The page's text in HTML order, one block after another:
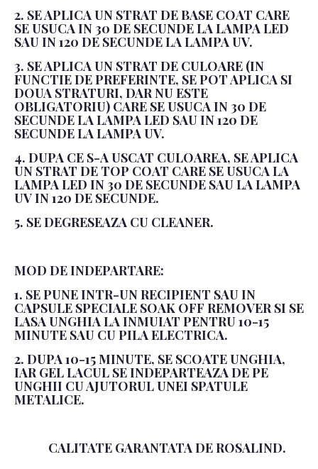
2. SE APLICA UN STRAT DE BASE COAT CARE
SE USUCA IN 30 DE SECUNDE LA LAMPA LED
SAU IN 120 DE SECUNDE LA LAMPA UV.
3. SE APLICA UN STRAT DE CULOARE (IN
FUNCTIE DE PREFERINTE, SE POT APLICA SI
DOUA STRATURI, DAR NU ESTE
OBLIGATORIU) CARE SE USUCA IN 30 DE
SECUNDE LA LAMPA LED SAU IN 120 DE
SECUNDE LA LAMPA UV.
4. DUPA CE S-A USCAT CULOAREA, SE APLICA
UN STRAT DE TOP COAT CARE SE USUCA LA
LAMPA LED IN 30 DE SECUNDE SAU LA LAMPA
UV IN 120 DE SECUNDE.
5. SE DEGRESEAZA CU CLEANER.
MOD DE INDEPARTARE:
1. SE PUNE INTR-UN RECIPIENT SAU IN
CAPSULE SPECIALE SOAK OFF REMOVER SI SE
LASA UNGHIA LA INMUIAT PENTRU 10-15
MINUTE SAU CU PILA ELECTRICA.
2. DUPA 10-15 MINUTE, SE SCOATE UNGHIA,
IAR GEL LACUL SE INDEPARTEAZA DE PE
UNGHII CU AJUTORUL UNEI SPATULE
METALICE.
CALITATE GARANTATA DE ROSALIND.